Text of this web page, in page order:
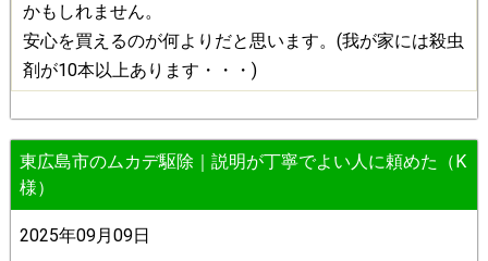
かもしれません。
安心を買えるのが何よりだと思います。(我が家には殺虫
剤が10本以上あります・・・)
東広島市のムカデ駆除｜説明が丁寧でよい人に頼めた（K
様）
2025年09月09日